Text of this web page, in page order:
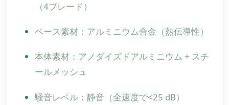
（4ブレード）
ベース素材：アルミニウム合金（熱伝導性）
本体素材：アノダイズドアルミニウム + スチ
ールメッシュ
騒音レベル：静音（全速度で<25 dB）